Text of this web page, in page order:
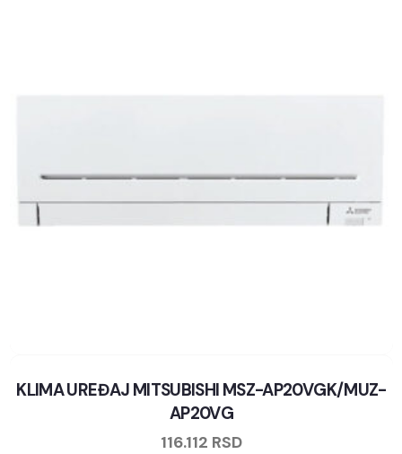
KLIMA UREĐAJ MITSUBISHI MSZ-AP20VGK/MUZ-
AP20VG
116.112 RSD